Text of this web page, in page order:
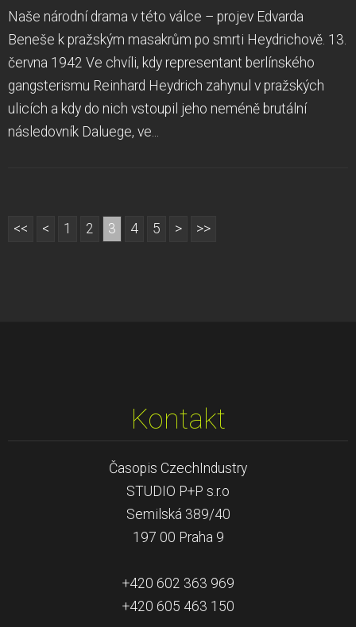
Naše národní drama v této válce – projev Edvarda
Beneše k pražským masakrům po smrti Heydrichově. 13.
června 1942 Ve chvíli, kdy representant berlínského
gangsterismu Reinhard Heydrich zahynul v pražských
ulicích a kdy do nich vstoupil jeho neméně brutální
následovník Daluege, ve...
<< < 1 2 3 4 5 > >>
Kontakt
Časopis CzechIndustry
STUDIO P+P s.r.o
Semilská 389/40
197 00 Praha 9
+420 602 363 969
+420 605 463 150